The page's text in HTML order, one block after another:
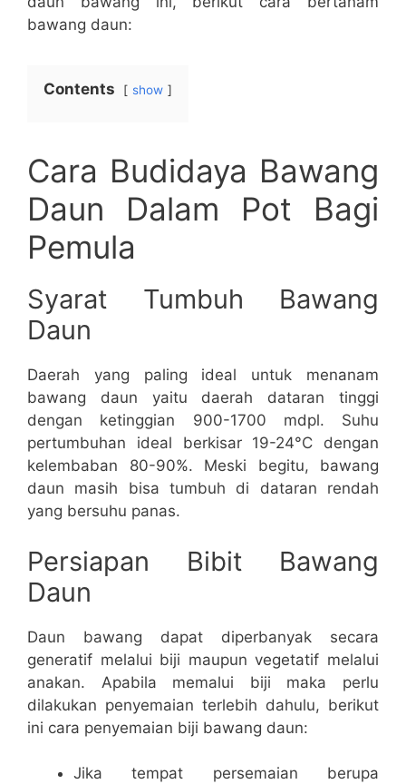
bawang daun:
Contents show
Cara Budidaya Bawang
Daun Dalam Pot Bagi
Pemula
Syarat Tumbuh Bawang
Daun
Daerah yang paling ideal untuk menanam
bawang daun yaitu daerah dataran tinggi
dengan ketinggian 900-1700 mdpl. Suhu
pertumbuhan ideal berkisar 19-24°C dengan
kelembaban 80-90%. Meski begitu, bawang
daun masih bisa tumbuh di dataran rendah
yang bersuhu panas.
Persiapan Bibit Bawang
Daun
Daun bawang dapat diperbanyak secara
generatif melalui biji maupun vegetatif melalui
anakan. Apabila memalui biji maka perlu
dilakukan penyemaian terlebih dahulu, berikut
ini cara penyemaian biji bawang daun:
Jika tempat persemaian berupa